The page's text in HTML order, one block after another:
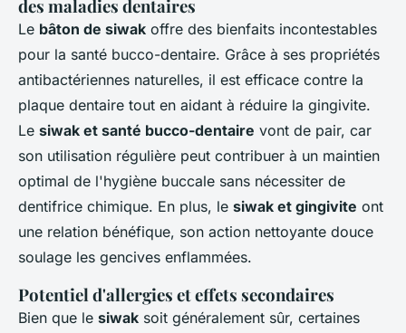
des maladies dentaires
Le bâton de siwak offre des bienfaits incontestables
pour la santé bucco-dentaire. Grâce à ses propriétés
antibactériennes naturelles, il est efficace contre la
plaque dentaire tout en aidant à réduire la gingivite.
Le siwak et santé bucco-dentaire vont de pair, car
son utilisation régulière peut contribuer à un maintien
optimal de l'hygiène buccale sans nécessiter de
dentifrice chimique. En plus, le siwak et gingivite ont
une relation bénéfique, son action nettoyante douce
soulage les gencives enflammées.
Potentiel d'allergies et effets secondaires
Bien que le siwak soit généralement sûr, certaines